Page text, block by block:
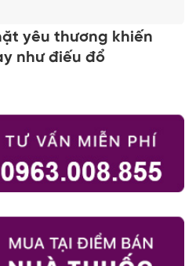
yêu thương khiến
như điếu đổ